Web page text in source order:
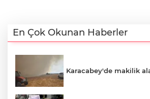
En Çok Okunan Haberler
Karacabey'de makilik